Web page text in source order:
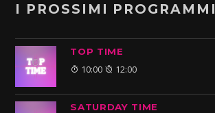
I PROSSIMI PROGRAMMI
TOP TIME
10:00 12:00
SATURDAY TIME